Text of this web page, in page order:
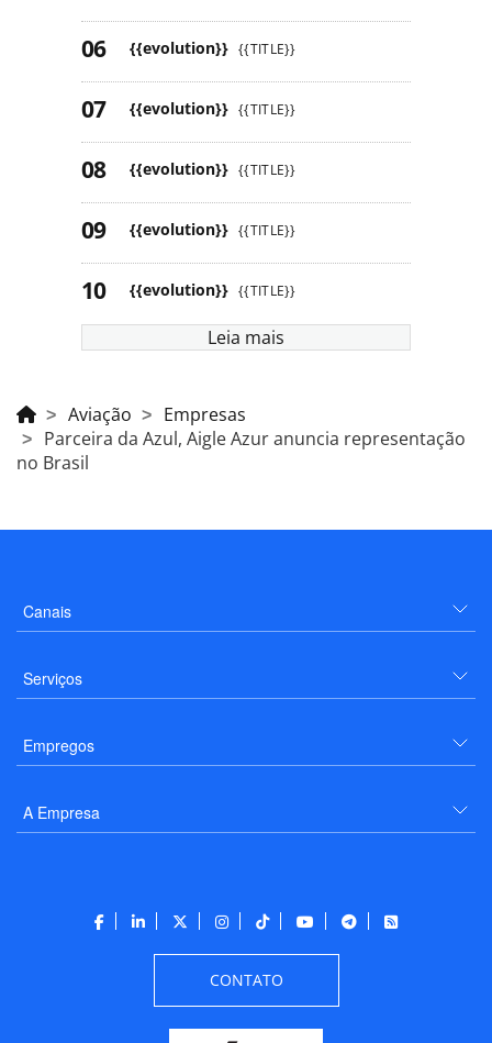
{{evolution}} {{TITLE}}
{{evolution}} {{TITLE}}
{{evolution}} {{TITLE}}
{{evolution}} {{TITLE}}
{{evolution}} {{TITLE}}
Leia mais
Aviação
Empresas
Parceira da Azul, Aigle Azur anuncia representação
no Brasil
Canais
Serviços
Empregos
A Empresa
CONTATO